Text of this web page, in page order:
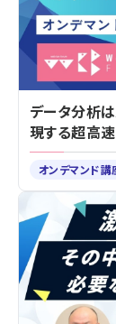
データ分析
現する超高
オンデマンド講